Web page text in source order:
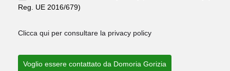
Reg. UE 2016/679)
Clicca qui per consultare la privacy policy
Voglio essere contattato da Domoria Gorizia